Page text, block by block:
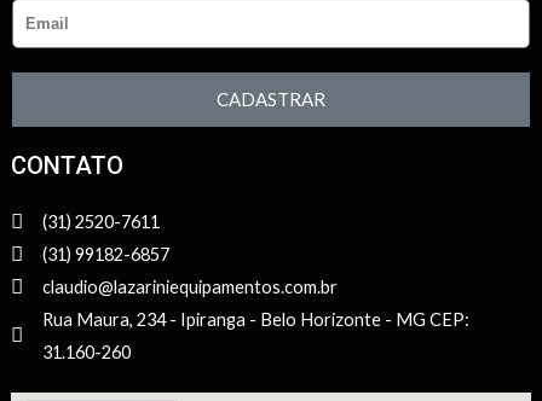
CADASTRAR
CONTATO
(31) 2520-7611
(31) 99182-6857
claudio@lazariniequipamentos.com.br
Rua Maura, 234 - Ipiranga - Belo Horizonte - MG CEP:
31.160-260